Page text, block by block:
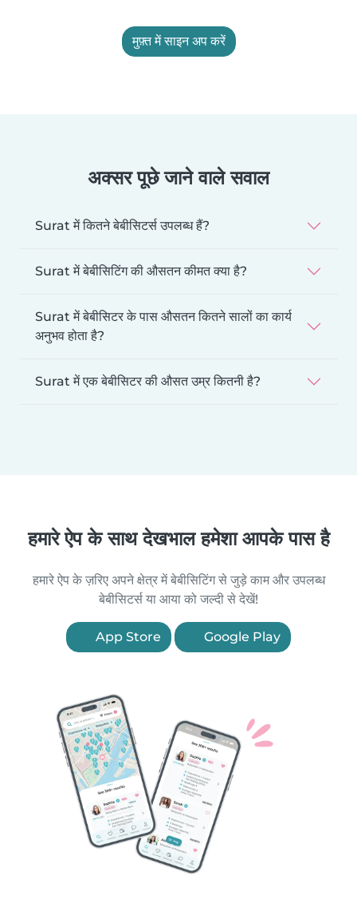
मुफ़्त में साइन अप करें
अक्सर पूछे जाने वाले सवाल
Surat में कितने बेबीसिटर्स उपलब्ध हैं?
Surat में बेबीसिटिंग की औसतन कीमत क्या है?
Surat में बेबीसिटर के पास औसतन कितने सालों का कार्य
अनुभव होता है?
Surat में एक बेबीसिटर की औसत उम्र कितनी है?
हमारे ऐप के साथ देखभाल हमेशा आपके पास है
हमारे ऐप के ज़रिए अपने क्षेत्र में बेबीसिटिंग से जुड़े काम और उपलब्ध
बेबीसिटर्स या आया को जल्दी से देखें!
App Store Google Play